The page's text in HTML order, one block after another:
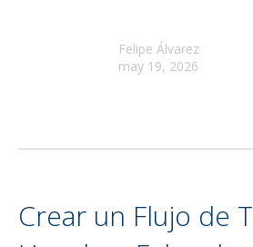
Felipe Álvarez
may 19, 2026
Crear un Flujo de